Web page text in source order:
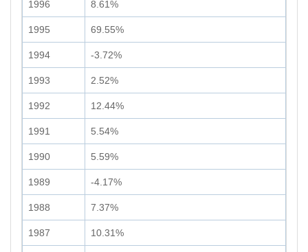
1996 8.61%
1995 69.55%
1994 -3.72%
1993 2.52%
1992 12.44%
1991 5.54%
1990 5.59%
1989 -4.17%
1988 7.37%
1987 10.31%